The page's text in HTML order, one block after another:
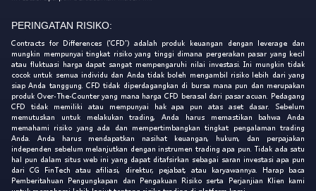
PERINGATAN RISIKO:
Contracts for Differences ('CFD') adalah produk keuangan dengan leverage dan
mungkin mempunyai tingkat risiko yang tinggi dimana pergerakan pasar yang kecil
atau fluktuasi harga dapat sangat mempengaruhi nilai investasi. Ini mungkin tidak
cocok untuk semua individu dan Anda tidak boleh mengambil risiko lebih dari yang
siap Anda tanggung. CFD tidak diperdagangkan di bursa mana pun dan merupakan
produk Over-The-Counter yang mana harga CFD berasal dari pasar acuan. Pedagang
CFD tidak memiliki atau mempunyai hak apa pun atas aset dasar. Sebelum
memutuskan untuk melakukan trading, Anda harus memastikan bahwa Anda
memahami risiko yang ada dan mempertimbangkan tingkat pengalaman trading
Anda. Anda harus mendapatkan nasihat keuangan, hukum, dan perpajakan
independen sebelum melanjutkan dengan instrumen trading apa pun. Tidak ada satu
hal pun dalam situs web ini yang dapat ditafsirkan sebagai saran investasi apa pun
dari CG FinTech atau afiliasi, direktur, pejabat, atau karyawannya. Harap baca
Pemberitahuan Pengungkapan dan Pengakuan Risiko serta Perjanjian Klien kami